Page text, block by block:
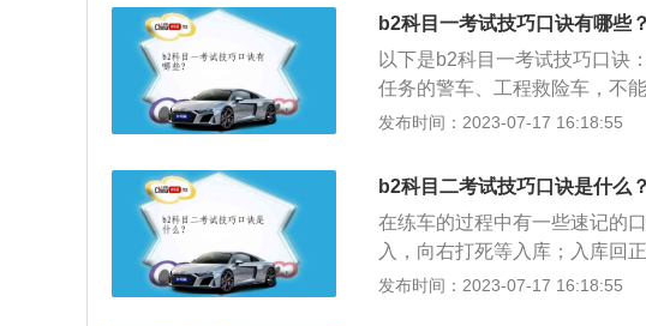
殊路况题不可空挡滑行、不可
嘛，7年以上有的吃。火车道，
条斜线50米。交警手势我不说
多说。手在腰下动，看见就转
好的做到安全驾驶。
停；9、右转让左转，转弯让直
超车；11、上坡超车找宽路；
题目，其中只要是与限速有关
其他道路都是30。只要记住这
项中出现不准、不得、不能等
择，一定不要只看选项。总的
的帮助，但是大家在通过考试
识，这样才能更好的做到安全
b2科目一考试技巧口诀有哪些？
以下是b2科目一考试技巧口诀
任务的警车、工程救险车，不
隧道等路段，不能超车。让行
志放置距离：普通路段50-100
发布时间：2023-07-17 16:18:55
b2科目二考试技巧口诀是什么？
在练车的过程中有一些速记的
入，向右打死等入库；入库回
持不动换倒档；原路返回正入
发布时间：2023-07-17 16:18:55